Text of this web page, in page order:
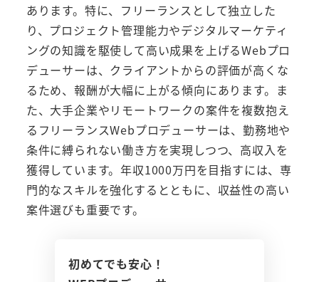
あります。特に、フリーランスとして独立した
り、プロジェクト管理能力やデジタルマーケティ
ングの知識を駆使して高い成果を上げるWebプロ
デューサーは、クライアントからの評価が高くな
るため、報酬が大幅に上がる傾向にあります。ま
た、大手企業やリモートワークの案件を複数抱え
るフリーランスWebプロデューサーは、勤務地や
条件に縛られない働き方を実現しつつ、高収入を
獲得しています。年収1000万円を目指すには、専
門的なスキルを強化するとともに、収益性の高い
案件選びも重要です。
初めてでも安心！